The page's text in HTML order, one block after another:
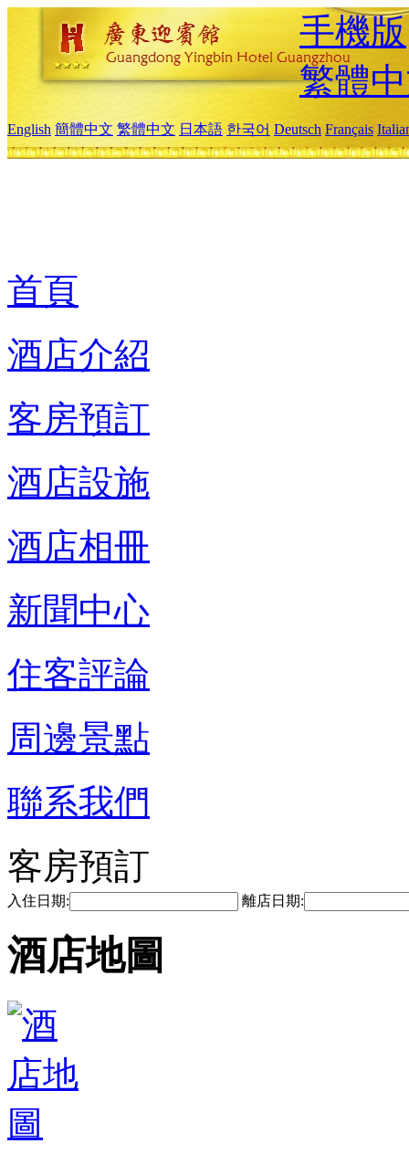
手機版
繁體
English 簡體中文 繁體中文 日本語 한국어 Deutsch Français
首頁
酒店介紹
客房預訂
酒店設施
酒店相冊
新聞中心
住客評論
周邊景點
聯系我們
客房預訂
入住日期: 離店日期:
酒店地圖